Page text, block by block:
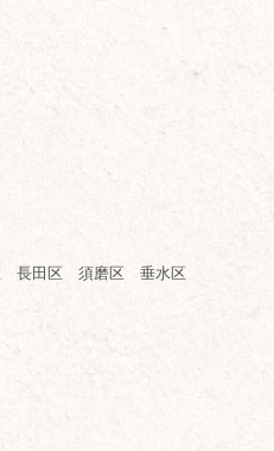
長田区 須磨区 垂水区